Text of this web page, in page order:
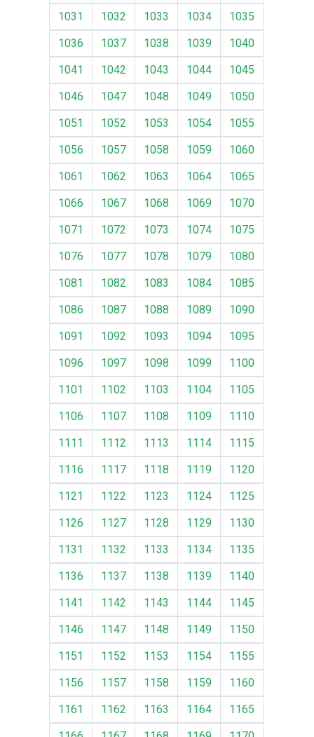
1031
1032 1033 1034
1035
1036
1037 1038 1039
1040
1041
1042 1043 1044
1045
1046
1047 1048 1049
1050
1051
1052 1053 1054
1055
1056
1057 1058 1059
1060
1061
1062 1063 1064
1065
1066
1067 1068 1069
1070
1071
1072 1073 1074
1075
1076
1077 1078 1079
1080
1081
1082 1083 1084
1085
1086
1087 1088 1089
1090
1091
1092 1093 1094
1095
1096
1097 1098 1099
1100
1101
1102 1103 1104
1105
1106
1107 1108 1109
1110
1111
1112 1113 1114
1115
1116
1117 1118 1119
1120
1121
1122 1123 1124
1125
1126
1127 1128 1129
1130
1131
1132 1133 1134
1135
1136
1137 1138 1139
1140
1141
1142 1143 1144
1145
1146
1147 1148 1149
1150
1151
1152 1153 1154
1155
1156
1157 1158 1159
1160
1161
1162 1163 1164
1165